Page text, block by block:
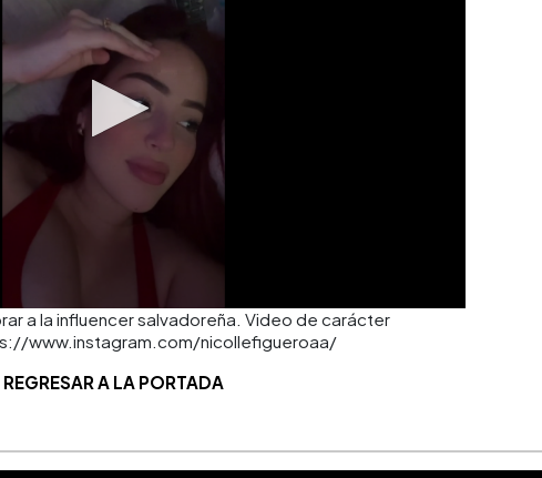
a la influencer salvadoreña. Video de carácter
www.instagram.com/nicollefigueroaa/
REGRESAR A LA PORTADA